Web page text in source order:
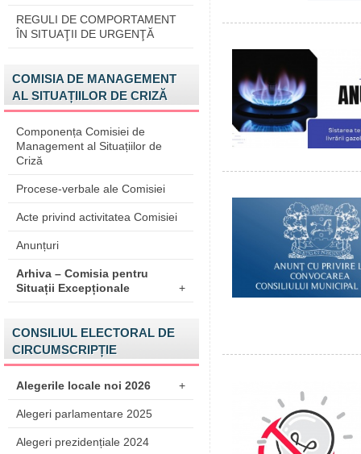
REGULI DE COMPORTAMENT
ÎN SITUAŢII DE URGENŢĂ
COMISIA DE MANAGEMENT
AL SITUAȚIILOR DE CRIZĂ
Componența Comisiei de
Management al Situațiilor de
Criză
Procese-verbale ale Comisiei
Acte privind activitatea Comisiei
Anunțuri
Arhiva – Comisia pentru
Situații Excepționale
+
CONSILIUL ELECTORAL DE
CIRCUMSCRIPȚIE
Alegerile locale noi 2026 +
Alegeri parlamentare 2025
Alegeri prezidențiale 2024